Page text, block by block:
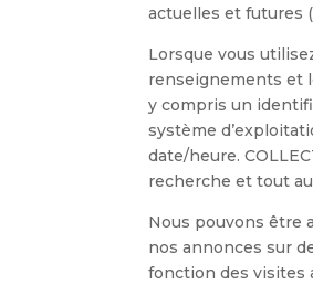
actuelles et futures
Lorsque vous
renseignements et
y compris un
système
date/heure.
recherche et tout
Nous pouvons être
nos annonces sur
fonction des visites